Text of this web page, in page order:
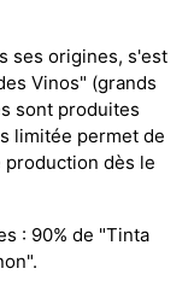
ses origines, s'est
Vinos" (grands
sont produites
limitée permet de
dès le
: 90% de "Tinta